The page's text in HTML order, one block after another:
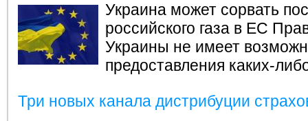
Украина может сорвать
российского газа в ЕС
Украины не имеет
предоставления каких-
Три новых канала дистрибуции